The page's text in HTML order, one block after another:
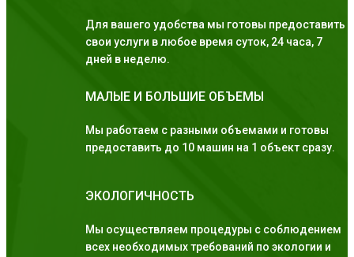
Для вашего удобства мы готовы предоставить
свои услуги в любое время суток, 24 часа, 7
дней в неделю.
МАЛЫЕ И БОЛЬШИЕ ОБЪЕМЫ
Мы работаем с разными объемами и готовы
предоставить до 10 машин на 1 объект сразу.
ЭКОЛОГИЧНОСТЬ
Мы осуществляем процедуры с соблюдением
всех необходимых требований по экологии и